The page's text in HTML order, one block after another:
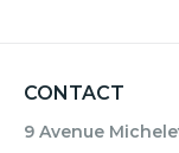
CONTACT
9 Avenue